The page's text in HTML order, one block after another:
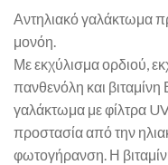
Αντηλιακό γαλάκτωμα
μονόη.
Με εκχύλισμα ορδιού,
πανθενόλη και
γαλάκτωμα με φίλτρα
προστασία από την
φωτογήρανση. Η